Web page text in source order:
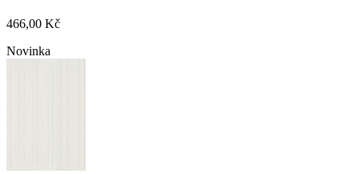
466,00 Kč
Novinka